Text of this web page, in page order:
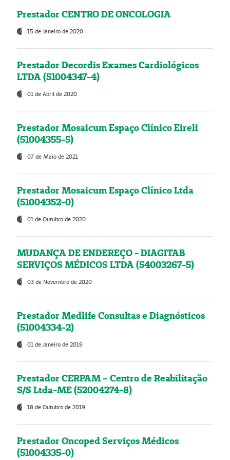
Prestador CENTRO DE ONCOLOGIA
15 de Janeiro de 2020
Prestador Decordis Exames Cardiológicos
LTDA (51004347-4)
01 de Abril de 2020
Prestador Mosaicum Espaço Clínico Eireli
(51004355-5)
07 de Maio de 2021
Prestador Mosaicum Espaço Clínico Ltda
(51004352-0)
01 de Outubro de 2020
MUDANÇA DE ENDEREÇO - DIAGITAB
SERVIÇOS MÉDICOS LTDA (54003267-5)
03 de Novembro de 2020
Prestador Medlife Consultas e Diagnósticos
(51004334-2)
01 de Janeiro de 2019
Prestador CERPAM – Centro de Reabilitação
S/S Ltda-ME (52004274-8)
18 de Outubro de 2019
Prestador Oncoped Serviços Médicos
(51004335-0)